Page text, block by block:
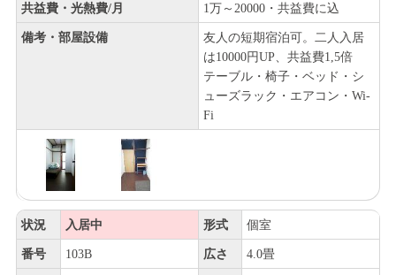
共益費・光熱費/月 1万～20000・共益費に込
備考・部屋設備
友人の短期宿泊可。二人入居
は10000円UP、共益費1,5倍
テーブル・椅子・ベッド・シ
ューズラック・エアコン・Wi-
Fi
状況 入居中 形式 個室
番号 103B 広さ 4.0畳